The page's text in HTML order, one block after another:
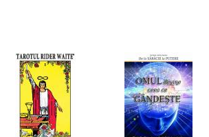
și Islam, pe parcursul căreia căderea
succint.
modernă a sultanului otoman, care după
într-un loc al toleranței religioase, în care a
lumi aflate în pragul schimbării: dezvoltarea
asediu, tacticile navale, credințele religioase,